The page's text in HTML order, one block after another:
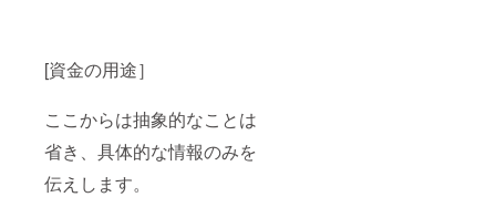
[資金の用途］
ここからは抽象的なことは
省き、具体的な情報のみを
伝えします。